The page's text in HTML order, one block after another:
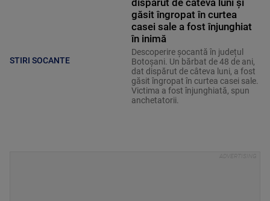
STIRI SOCANTE
dispărut de câteva luni și
găsit îngropat în curtea
casei sale a fost înjunghiat
în inimă
Descoperire șocantă în județul
Botoșani. Un bărbat de 48 de ani,
dat dispărut de câteva luni, a fost
găsit îngropat în curtea casei sale.
Victima a fost înjunghiată, spun
anchetatorii.